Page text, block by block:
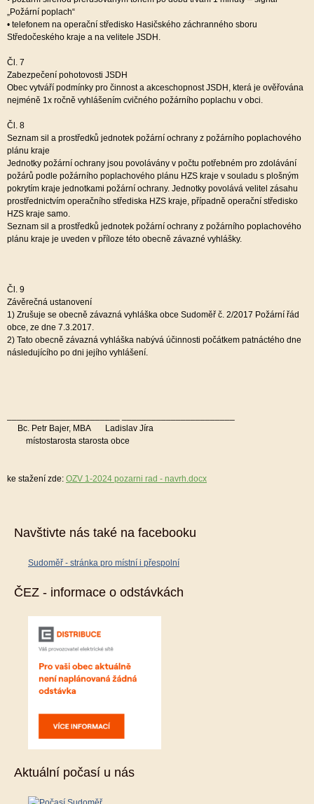
„Požární poplach“
• telefonem na operační středisko Hasičského záchranného sboru
Středočeského kraje a na velitele JSDH.
Čl. 7
Zabezpečení pohotovosti JSDH
Obec vytváří podmínky pro činnost a akceschopnost JSDH, která je ověřována
nejméně 1x ročně vyhlášením cvičného požárního poplachu v obci.
Čl. 8
Seznam sil a prostředků jednotek požární ochrany z požárního poplachového
plánu kraje
Jednotky požární ochrany jsou povolávány v počtu potřebném pro zdolávání
požárů podle požárního poplachového plánu HZS kraje v souladu s plošným
pokrytím kraje jednotkami požární ochrany. Jednotky povolává velitel zásahu
prostřednictvím operačního střediska HZS kraje, případně operační středisko
HZS kraje samo.
Seznam sil a prostředků jednotek požární ochrany z požárního poplachového
plánu kraje je uveden v příloze této obecně závazné vyhlášky.
Čl. 9
Závěrečná ustanovení
1) Zrušuje se obecně závazná vyhláška obce Sudoměř č. 2/2017 Požární řád
obce, ze dne 7.3.2017.
2) Tato obecně závazná vyhláška nabývá účinnosti počátkem patnáctého dne
následujícího po dni jejího vyhlášení.
Bc. Petr Bajer, MBA
Ladislav Jíra
místostarosta starosta obce
ke stažení zde: OZV 1-2024 pozarni rad - navrh.docx
Navštivte nás také na facebooku
Sudoměř - stránka pro místní i přespolní
ČEZ - informace o odstávkách
Aktuální počasí u nás